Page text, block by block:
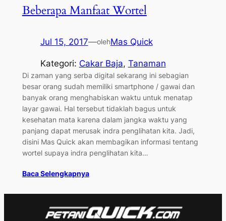
Beberapa Manfaat Wortel
Jul 15, 2017—olehMas Quick
Kategori: Cakar Baja, Tanaman
Di zaman yang serba digital sekarang ini sebagian
besar orang sudah memiliki smartphone / gawai dan
banyak orang menghabiskan waktu untuk menatap
layar gawai. Hal tersebut tidaklah bagus untuk
kesehatan mata karena dalam jangka waktu yang
panjang dapat merusak indra penglihatan kita. Jadi,
disini Mas Quick akan membagikan informasi tentang
wortel supaya indra penglihatan kita…
Baca Selengkapnya